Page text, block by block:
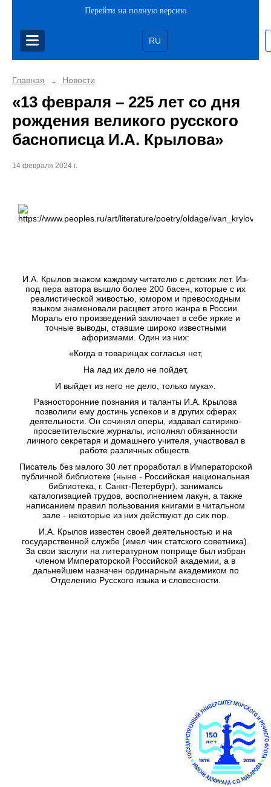
Перейти на полную версию
RU
Главная → Новости
«13 февраля – 225 лет со дня
рождения великого русского
баснописца И.А. Крылова»
14 февраля 2024 г.
И.А. Крылов знаком каждому читателю с детских лет. Из-
под пера автора вышло более 200 басен, которые с их
реалистической живостью, юмором и превосходным
языком знаменовали расцвет этого жанра в России.
Мораль его произведений заключает в себе яркие и
точные выводы, ставшие широко известными
афоризмами. Один из них:
«Когда в товарищах согласья нет,
На лад их дело не пойдет,
И выйдет из него не дело, только мука».
Разносторонние познания и таланты И.А. Крылова
позволили ему достичь успехов и в других сферах
деятельности. Он сочинял оперы, издавал сатирико-
просветительские журналы, исполнял обязанности
личного секретаря и домашнего учителя, участвовал в
работе различных обществ.
Писатель без малого 30 лет проработал в Императорской
публичной библиотеке (ныне - Российская национальная
библиотека, г. Санкт-Петербург), занимаясь
каталогизацией трудов, восполнением лакун, а также
написанием правил пользования книгами в читальном
зале - некоторые из них действуют до сих пор.
И.А. Крылов известен своей деятельностью и на
государственной службе (имел чин статского советника).
За свои заслуги на литературном поприще был избран
членом Императорской Российской академии, а в
дальнейшем назначен ординарным академиком по
Отделению Русского языка и словесности.